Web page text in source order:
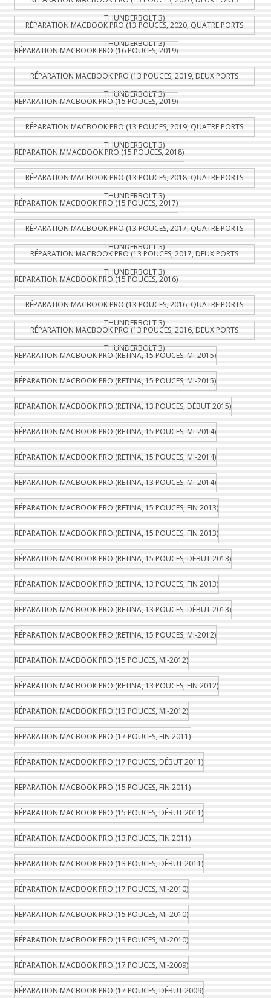
THUNDERBOLT 3)
RÉPARATION MACBOOK PRO (13 POUCES, 2020, QUATRE PORTS
THUNDERBOLT 3)
RÉPARATION MACBOOK PRO (16 POUCES, 2019)
RÉPARATION MACBOOK PRO (13 POUCES, 2019, DEUX PORTS
THUNDERBOLT 3)
RÉPARATION MACBOOK PRO (15 POUCES, 2019)
RÉPARATION MACBOOK PRO (13 POUCES, 2019, QUATRE PORTS
THUNDERBOLT 3)
RÉPARATION MMACBOOK PRO (15 POUCES, 2018)
RÉPARATION MACBOOK PRO (13 POUCES, 2018, QUATRE PORTS
THUNDERBOLT 3)
RÉPARATION MACBOOK PRO (15 POUCES, 2017)
RÉPARATION MACBOOK PRO (13 POUCES, 2017, QUATRE PORTS
THUNDERBOLT 3)
RÉPARATION MACBOOK PRO (13 POUCES, 2017, DEUX PORTS
THUNDERBOLT 3)
RÉPARATION MACBOOK PRO (15 POUCES, 2016)
RÉPARATION MACBOOK PRO (13 POUCES, 2016, QUATRE PORTS
THUNDERBOLT 3)
RÉPARATION MACBOOK PRO (13 POUCES, 2016, DEUX PORTS
THUNDERBOLT 3)
RÉPARATION MACBOOK PRO (RETINA, 15 POUCES, MI-2015)
RÉPARATION MACBOOK PRO (RETINA, 15 POUCES, MI-2015)
RÉPARATION MACBOOK PRO (RETINA, 13 POUCES, DÉBUT 2015)
RÉPARATION MACBOOK PRO (RETINA, 15 POUCES, MI-2014)
RÉPARATION MACBOOK PRO (RETINA, 15 POUCES, MI-2014)
RÉPARATION MACBOOK PRO (RETINA, 13 POUCES, MI-2014)
RÉPARATION MACBOOK PRO (RETINA, 15 POUCES, FIN 2013)
RÉPARATION MACBOOK PRO (RETINA, 15 POUCES, FIN 2013)
RÉPARATION MACBOOK PRO (RETINA, 15 POUCES, DÉBUT 2013)
RÉPARATION MACBOOK PRO (RETINA, 13 POUCES, FIN 2013)
RÉPARATION MACBOOK PRO (RETINA, 13 POUCES, DÉBUT 2013)
RÉPARATION MACBOOK PRO (RETINA, 15 POUCES, MI-2012)
RÉPARATION MACBOOK PRO (15 POUCES, MI-2012)
RÉPARATION MACBOOK PRO (RETINA, 13 POUCES, FIN 2012)
RÉPARATION MACBOOK PRO (13 POUCES, MI-2012)
RÉPARATION MACBOOK PRO (17 POUCES, FIN 2011)
RÉPARATION MACBOOK PRO (17 POUCES, DÉBUT 2011)
RÉPARATION MACBOOK PRO (15 POUCES, FIN 2011)
RÉPARATION MACBOOK PRO (15 POUCES, DÉBUT 2011)
RÉPARATION MACBOOK PRO (13 POUCES, FIN 2011)
RÉPARATION MACBOOK PRO (13 POUCES, DÉBUT 2011)
RÉPARATION MACBOOK PRO (17 POUCES, MI-2010)
RÉPARATION MACBOOK PRO (15 POUCES, MI-2010)
RÉPARATION MACBOOK PRO (13 POUCES, MI-2010)
RÉPARATION MACBOOK PRO (17 POUCES, MI-2009)
RÉPARATION MACBOOK PRO (17 POUCES, DÉBUT 2009)